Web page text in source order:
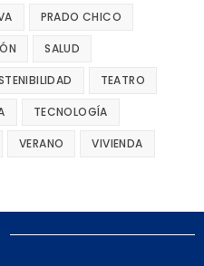
PRADO CHICO
SALUD
TEATRO
TECNOLOGÍA
VERANO VIVIENDA